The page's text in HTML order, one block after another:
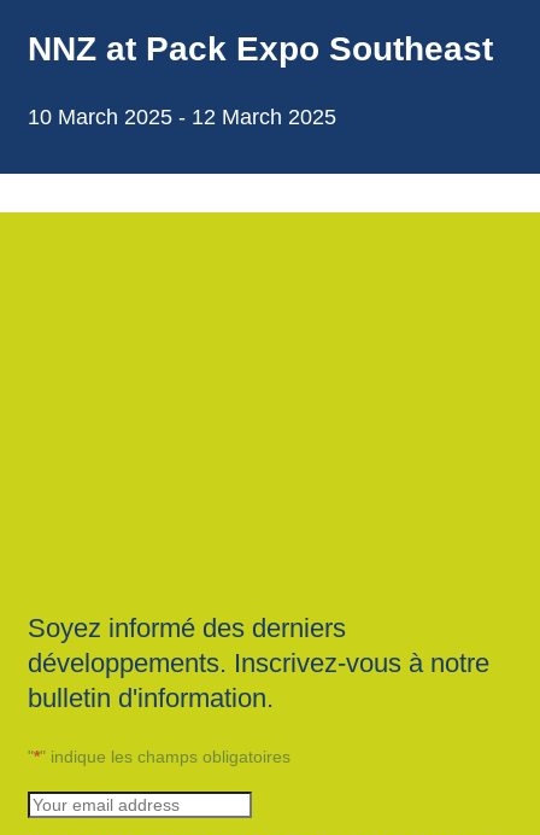
NNZ at Pack Expo Southeast
10 March 2025 - 12 March 2025
Soyez informé des derniers
développements. Inscrivez-vous à notre
bulletin d'information.
"*" indique les champs obligatoires